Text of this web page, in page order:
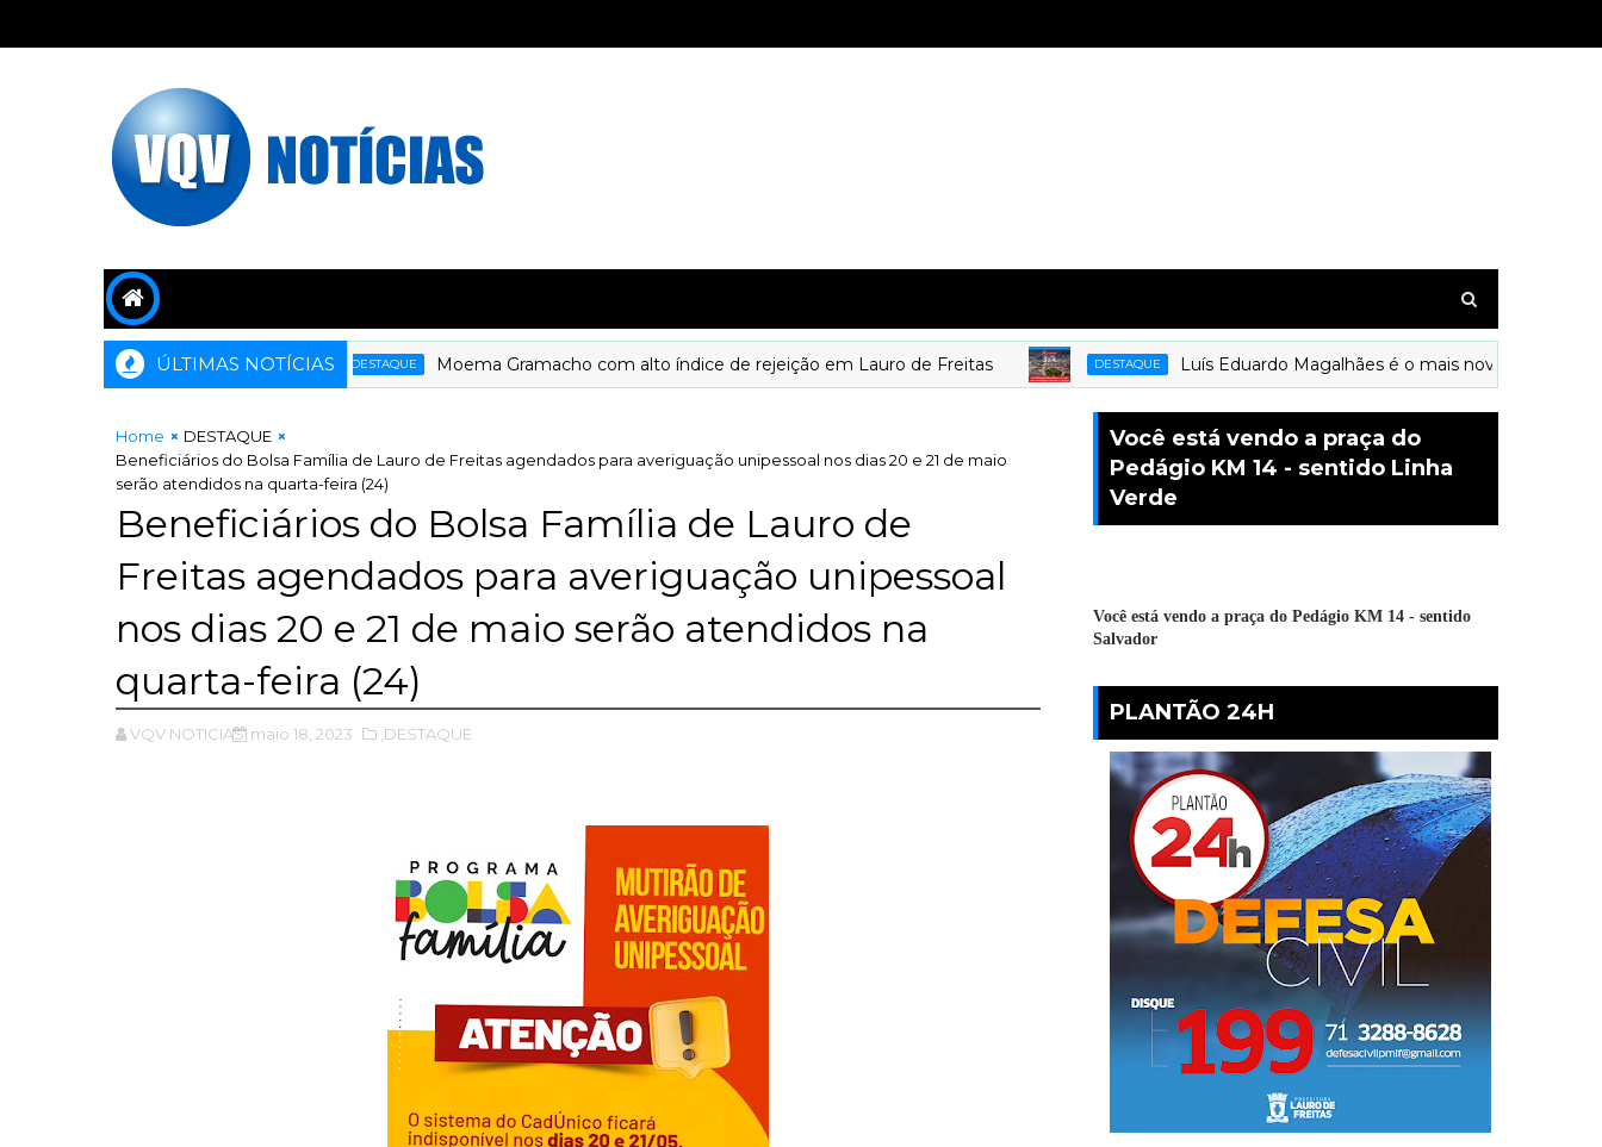
ÚLTIMAS NOTÍCIASDESTAQUE Moema Gramacho com alto índice de rejeição em Lauro de Freitas DESTAQUE Luís Eduardo Magalhães é o mais novo município a
Home
DESTAQUE
Beneficiários do Bolsa Família de Lauro de Freitas agendados para averiguação unipessoal nos dias 20 e 21 de maio
serão atendidos na quarta-feira (24)
Beneficiários do Bolsa Família de Lauro de
Freitas agendados para averiguação unipessoal
nos dias 20 e 21 de maio serão atendidos na
quarta-feira (24)
VQV NOTICIAS maio 18, 2023 ,DESTAQUE
Você está vendo a praça do
Pedágio KM 14 - sentido Linha
Verde
Você está vendo a praça do Pedágio KM 14 - sentido
Salvador
PLANTÃO 24H